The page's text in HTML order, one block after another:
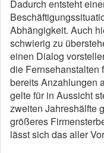
Dadurch entsteht
Abhängigkeit. Auch
schwierig zu
einen Dialog
die Fernsehanstalten
bereits Anzahlungen
gelte für in Aussicht
zweiten Jahreshälfte
größeres
lässt sich das aller